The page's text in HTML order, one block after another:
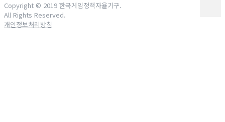
Copyright © 2019 한국게임정책자율기구.
All Rights Reserved.
개인정보처리방침